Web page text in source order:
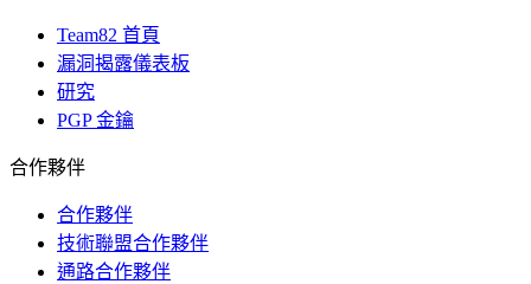
Team82 首頁
漏洞揭露儀表板
研究
PGP 金鑰
合作夥伴
合作夥伴
技術聯盟合作夥伴
通路合作夥伴